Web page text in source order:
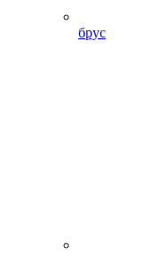
брус